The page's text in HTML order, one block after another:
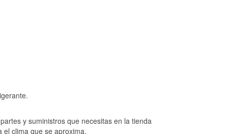
y suministros que necesitas en la tienda
el clima que se aproxima.